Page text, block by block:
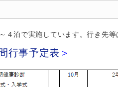
泊で実施しています。行き先等
行事予定表 ＞